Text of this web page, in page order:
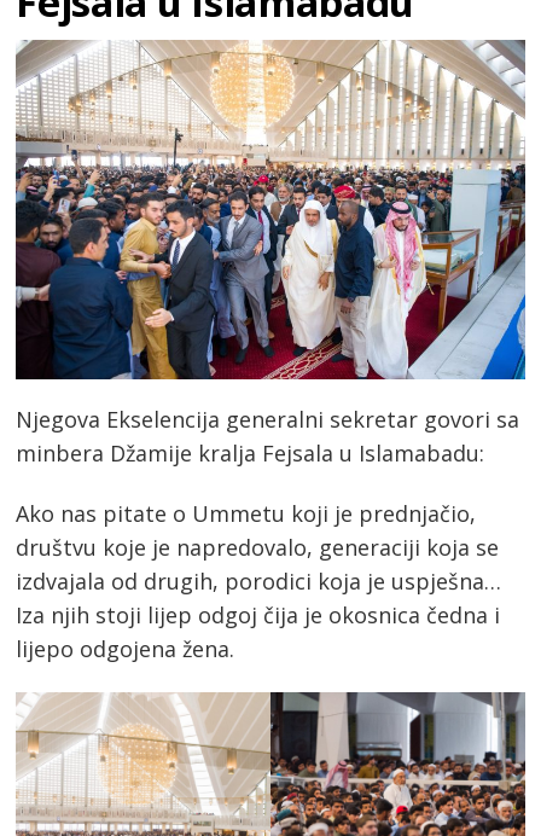
Njegova Ekselencija generalni sekretar govori sa
minbera Džamije kralja Fejsala u Islamabadu:
Ako nas pitate o Ummetu koji je prednjačio,
društvu koje je napredovalo, generaciji koja se
izdvajala od drugih, porodici koja je uspješna…
Iza njih stoji lijep odgoj čija je okosnica čedna i
lijepo odgojena žena.